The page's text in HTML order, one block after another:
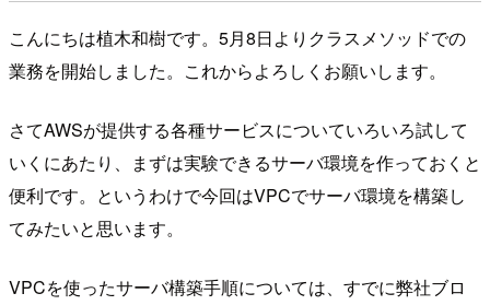
こんにちは植木和樹です。5月8日よりクラスメソッドでの
業務を開始しました。これからよろしくお願いします。
さてAWSが提供する各種サービスについていろいろ試して
いくにあたり、まずは実験できるサーバ環境を作っておくと
便利です。というわけで今回はVPCでサーバ環境を構築し
てみたいと思います。
VPCを使ったサーバ構築手順については、すでに弊社ブロ